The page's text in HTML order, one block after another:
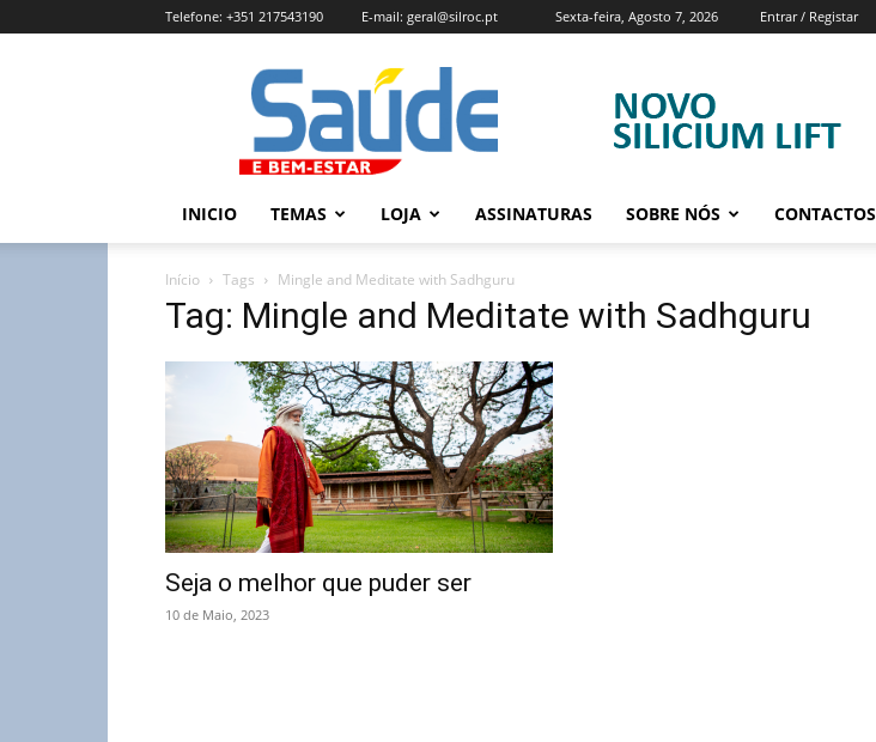
Sexta-feira, Agosto 7, 2026 Entrar / Registar
Telefone: +351 217543190 E-mail: geral@silroc.pt
Revista
Saúde
e
Bem
Estar
Edição
INICIO TEMAS LOJA ASSINATURAS SOBRE NÓS CONTACTOS
Início Tags Mingle and Meditate with Sadhguru
Tag: Mingle and Meditate with Sadhguru
Seja o melhor que puder ser
10 de Maio, 2023